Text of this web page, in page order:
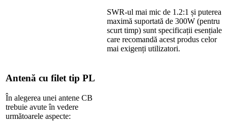
SWR-ul mai mic de 1.2:1 și puterea
maximă suportată de 300W (pentru
scurt timp) sunt specificații esențiale
care recomandă acest produs celor
mai exigenți utilizatori.
Antenă cu filet tip PL
În alegerea unei antene CB
trebuie avute în vedere
următoarele aspecte: